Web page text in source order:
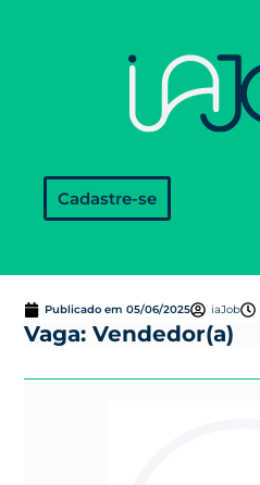
Cadastre-se
Publicado em 05/06/2025 iaJob
Vaga: Vendedor(a)